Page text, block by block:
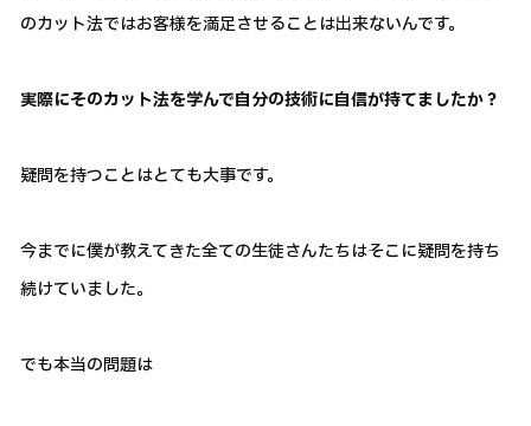
のカット法ではお客様を満足させることは出来ないんです。
実際にそのカット法を学んで自分の技術に自信が持てましたか？
疑問を持つことはとても大事です。
今までに僕が教えてきた全ての生徒さんたちはそこに疑問を持ち
続けていました。
でも本当の問題は